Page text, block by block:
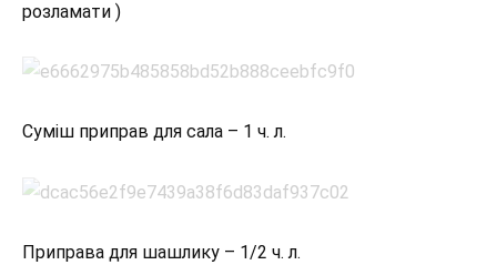
розламати )
Суміш приправ для сала – 1 ч. л.
Приправа для шашлику – 1/2 ч. л.